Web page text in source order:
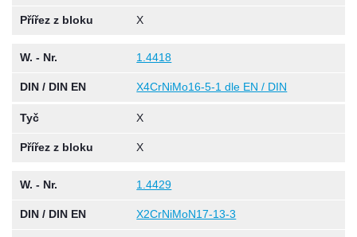
Přířez z bloku X
W. - Nr. 1.4418
DIN / DIN EN X4CrNiMo16-5-1 dle EN / DIN
Tyč X
Přířez z bloku X
W. - Nr. 1.4429
DIN / DIN EN X2CrNiMoN17-13-3